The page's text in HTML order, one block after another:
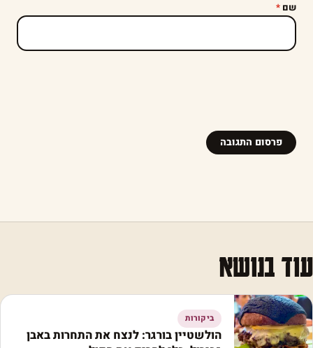
שם *
עוד בנושא
ביקורות
הולשטיין בורגר: לנצח את התחרות באבן